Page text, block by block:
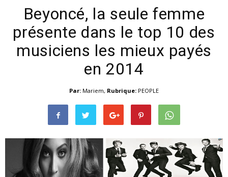
Beyoncé, la seule femme
présente dans le top 10 des
musiciens les mieux payés
en 2014
Par: Mariem, Rubrique: PEOPLE